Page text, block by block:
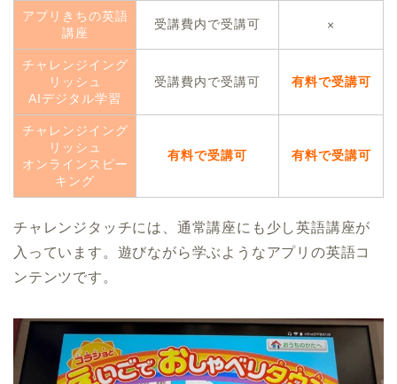
アプリきちの英語
講座
受講費内で受講可 ×
チャレンジイング
リッシュ
AIデジタル学習
受講費内で受講可 有料で受講可
チャレンジイング
リッシュ
オンラインスピー
キング
有料で受講可 有料で受講可
チャレンジタッチには、通常講座にも少し英語講座が
入っています。遊びながら学ぶようなアプリの英語コ
ンテンツです。